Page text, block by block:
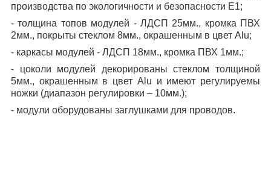
производства по экологичности и безопасности Е1;
- толщина топов модулей - ЛДСП 25мм., кромка ПВХ
2мм., покрыты стеклом 8мм., окрашенным в цвет Alu;
- каркасы модулей - ЛДСП 18мм., кромка ПВХ 1мм.;
- цоколи модулей декорированы стеклом толщиной
5мм., окрашенным в цвет Alu и имеют регулируемы
ножки (диапазон регулировки – 10мм.);
- модули оборудованы заглушками для проводов.